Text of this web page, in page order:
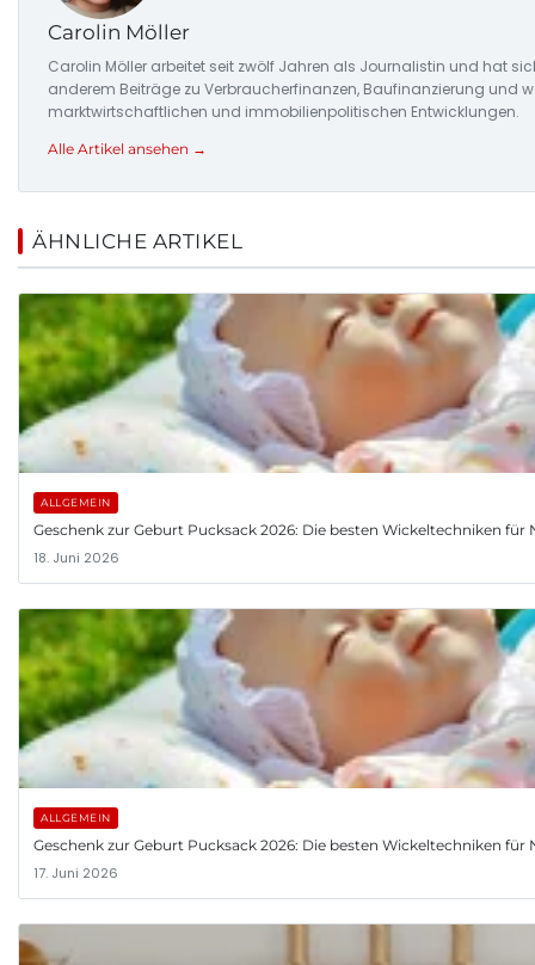
Carolin Möller
Carolin Möller arbeitet seit zwölf Jahren als Journalistin und hat
anderem Beiträge zu Verbraucherfinanzen, Baufinanzierung und
marktwirtschaftlichen und immobilienpolitischen Entwicklungen.
Alle Artikel ansehen →
ÄHNLICHE ARTIKEL
ALLGEMEIN
Geschenk zur Geburt Pucksack 2026: Die besten Wickeltechniken für
18. Juni 2026
ALLGEMEIN
Geschenk zur Geburt Pucksack 2026: Die besten Wickeltechniken für
17. Juni 2026